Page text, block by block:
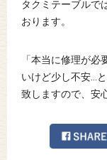
タクミテーブルで
おります。
「本当に修理が
いけど少し不安…
致しますので、安